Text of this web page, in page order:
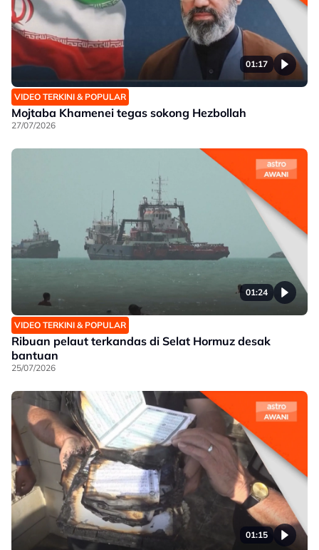
01:17
VIDEO TERKINI & POPULAR
Mojtaba Khamenei tegas sokong Hezbollah
27/07/2026
01:24
VIDEO TERKINI & POPULAR
Ribuan pelaut terkandas di Selat Hormuz desak
bantuan
25/07/2026
01:15